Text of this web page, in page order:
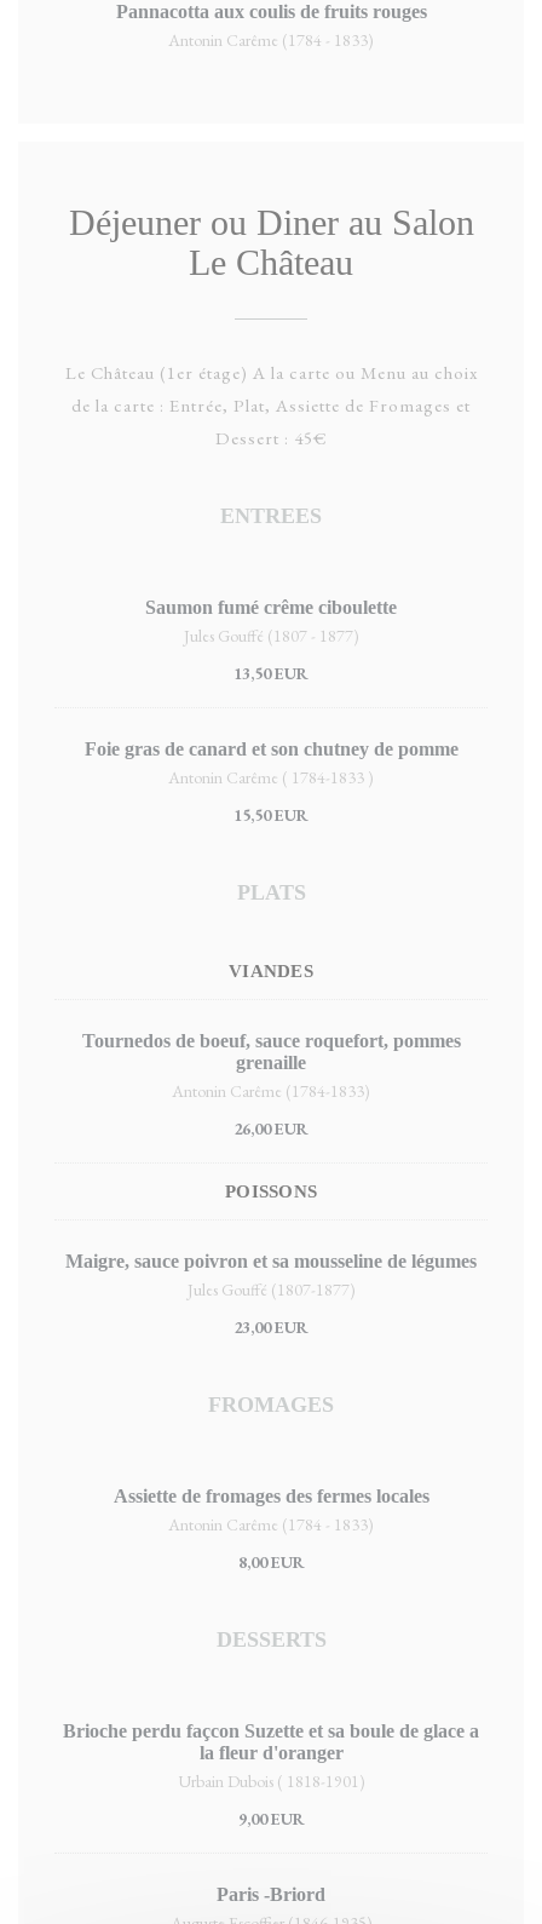
Pannacotta aux coulis de fruits rouges
Antonin Carême (1784 - 1833)
Déjeuner ou Diner au Salon
Le Château
Le Château (1er étage) A la carte ou Menu au choix
de la carte : Entrée, Plat, Assiette de Fromages et
Dessert : 45€
ENTREES
Saumon fumé crême ciboulette
Jules Gouffé (1807 - 1877)
13,50 EUR
Foie gras de canard et son chutney de pomme
Antonin Carême ( 1784-1833 )
15,50 EUR
PLATS
VIANDES
Tournedos de boeuf, sauce roquefort, pommes
grenaille
Antonin Carême (1784-1833)
26,00 EUR
POISSONS
Maigre, sauce poivron et sa mousseline de légumes
Jules Gouffé (1807-1877)
23,00 EUR
FROMAGES
Assiette de fromages des fermes locales
Antonin Carême (1784 - 1833)
8,00 EUR
DESSERTS
Brioche perdu façcon Suzette et sa boule de glace a
la fleur d'oranger
Urbain Dubois ( 1818-1901)
9,00 EUR
Paris -Briord